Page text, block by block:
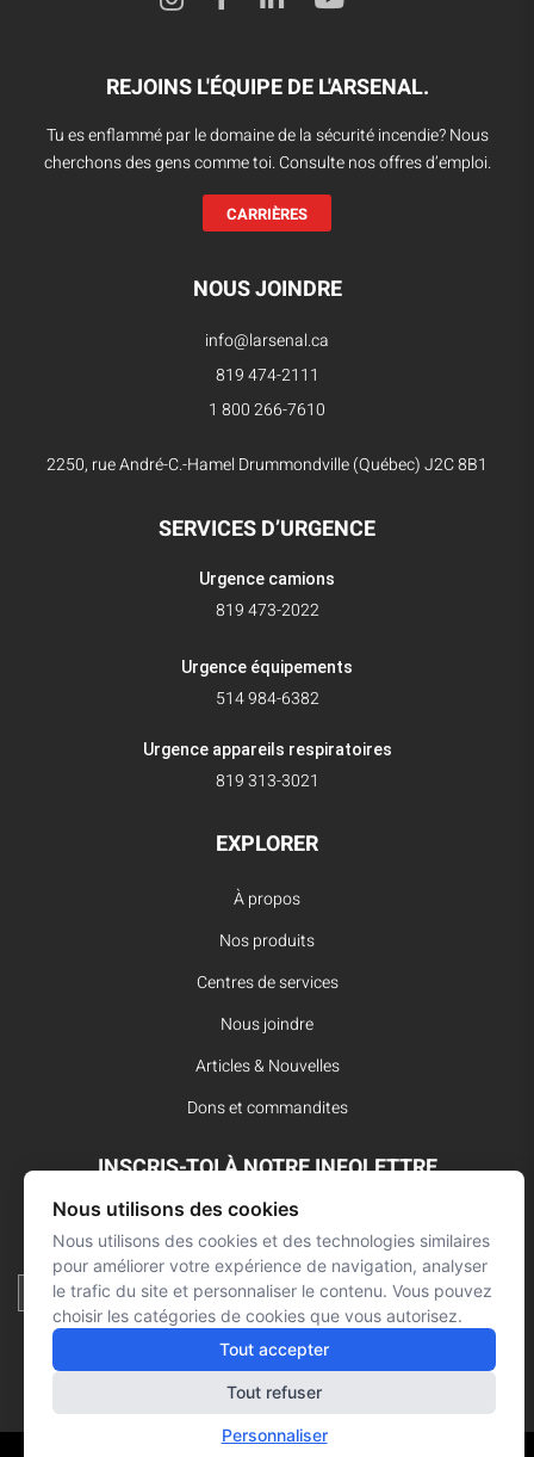
REJOINS L'ÉQUIPE DE L'ARSENAL.
Tu es enflammé par le domaine de la sécurité incendie? Nous
cherchons des gens comme toi. Consulte nos offres d’emploi.
CARRIÈRES
NOUS JOINDRE
info@larsenal.ca
819 474-2111
1 800 266-7610
2250, rue André-C.-Hamel Drummondville (Québec) J2C 8B1
SERVICES D’URGENCE
Urgence camions
819 473-2022
Urgence équipements
514 984-6382
Urgence appareils respiratoires
819 313-3021
EXPLORER
À propos
Nos produits
Centres de services
Nous joindre
Articles & Nouvelles
Dons et commandites
INSCRIS-TOI À NOTRE INFOLETTRE
Reste à l’affût des dernières innovations pour vos interventions
d’urgence et ne manque aucune nouvelle de L’Arsenal.
Nous utilisons des cookies
Nous utilisons des cookies et des technologies similaires
pour améliorer votre expérience de navigation, analyser
le trafic du site et personnaliser le contenu. Vous pouvez
choisir les catégories de cookies que vous autorisez.
Tout accepter
Tout refuser
Personnaliser